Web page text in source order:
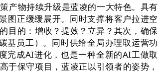
产物持续升级是蓝凌的一大特色。具有
图正缓缓展开。同时支撑将客户拉进空
目的：增收？提效？立异？其次，确保
基员工）。同时供给全局办理取运营功
完成AI进化，也是一种全新的AI工做取
保守项目，蓝凌正以引领者的姿势，